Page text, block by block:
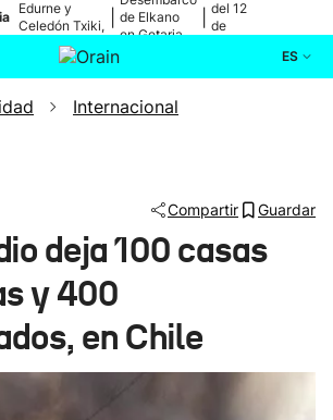
Edurne y
Celedón Txiki,
en directo
de Elkano
en Getaria
del 12
de
ES
Actualidad
Ikusmiran
Eguraldia
Internacional
Compartir Guardar
deja 100 casas
y 400
en Chile